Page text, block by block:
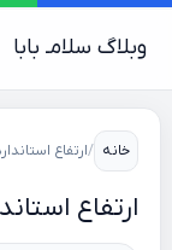
وبلاگ سلامـ بابا
خانه /ارتفاع
ارتفاع